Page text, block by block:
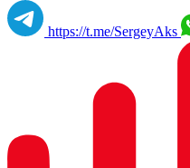
https://t.me/SergeyAks